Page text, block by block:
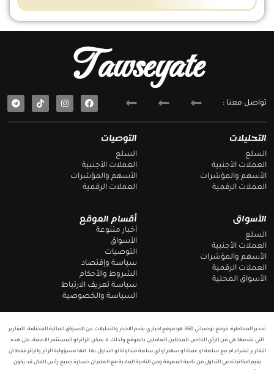
أقسام الموقع
أخبار متنوعة
الأسواق
التوصيات
سياسة وإقتصاد
الشروط والأحكام
سياسة تعريف الارتباط
السياسة والخصوصية
الأسواق
السلع
العملات الأجنبية
الأسهم والمؤشرات
العملات الرقمية
الأسواق المحلية
التوصيات
السلع
العملات الأجنبية
الأسهم والمؤشرات
العملات الرقمية
التحليلات
السلع
العملات الأجنبية
الأسهم والمؤشرات
العملات الرقمية
Tawseyate
تواصل معنا :
F
a
e
T
e
e
تحذير المخاطرة: موقع توصياتي 360 هو موقع اخباري يقدم الاخبار والتحليلات عن الاسواق المالية المختلفة. التقارير
التي نقدمها هي من الرأي الخاص للمحللين العاملين بالموقع ولذلك لا يمكن للزائر او المستثمر الاعتماد على هذه
التقارير لشراء ام بيع سلعة او عملة او سهم او اي سلعة متداولة او التداول بها. انها مسؤولية الزائر والزائر فقط ان
يقيم امكانياته في التداول من ناحية المعرفة ومن الناحية المادية مع العلم ان خسارة جميع رأس المال قد يكون